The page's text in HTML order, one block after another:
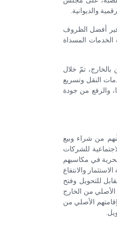
والديوانية.
أفضل الظروف
الخدمات المسداة
بالخارج، تمّ خلال
النقل وتسريع
والرفع من جودة
من شراء وبيع
للشركات
بحرية في مكاسبهم
والانتفاع
للتحويل وفتح
الأصلي من الخارج
الأصلي من